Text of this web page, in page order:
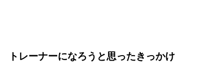
トレーナーになろうと思ったきっかけ